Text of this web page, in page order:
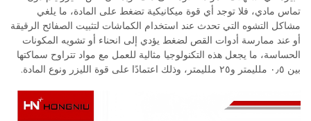
تماس مادي، فلا توجد أي قوة ميكانيكية تضغط على المادة، ما يلغي
مشاكل التشوه التي تحدث عند استخدام الكماشات لتثبيت الصفائح الرقيقة
أو عند ممارسة أدوات القص لضغط يؤدي إلى انحناء أو تشويه المكونات
الحساسة، ما يجعل هذه التكنولوجيا مثالية للعمل مع مواد تتراوح سماكتها
بين ٠٫٥ ملليمتر و٢٥ ملليمتر، وذلك اعتمادًا على قوة الليزر ونوع المادة.